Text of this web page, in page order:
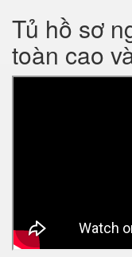
Tủ hồ sơ
toàn cao